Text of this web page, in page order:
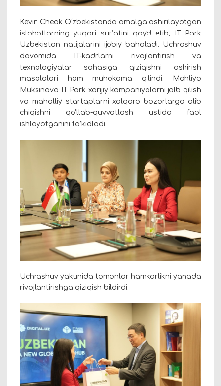
Kevin Cheok O‘zbekistonda amalga oshirilayotgan
islohotlarning yuqori sur’atini qayd etib, IT Park
Uzbekistan natijalarini ijobiy baholadi. Uchrashuv
davomida IT-kadrlarni rivojlantirish va
texnologiyalar sohasiga qiziqishni oshirish
masalalari ham muhokama qilindi. Mahliyo
Muksinova IT Park xorijiy kompaniyalarni jalb qilish
va mahalliy startaplarni xalqaro bozorlarga olib
chiqishni qo‘llab-quvvatlash ustida faol
ishlayotganini ta’kidladi.
Uchrashuv yakunida tomonlar hamkorlikni yanada
rivojlantirishga qiziqish bildirdi.